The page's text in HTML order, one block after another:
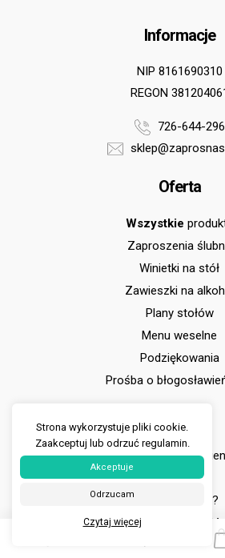
Informacje
NIP 8161690310
REGON
726-644-296
Oferta
Wszystkie
Zaproszenia
Winietki na stół
Zawieszki na
Plany stołów
Menu weselne
Podziękowania
Prośba o
Inne
Formularz
Kontakt
zamówić?
Zamów
próbki
Strona wykorzystuje pliki cookie.
Zaakceptuj lub odrzuć regulamin.
Akceptuje
Odrzucam
Czytaj więcej